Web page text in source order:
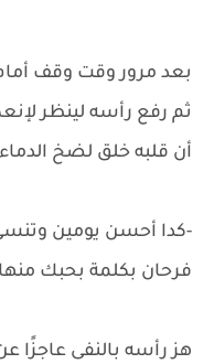
بعد مرور وقت وقف
ثم رفع رأسه لينظر
أن قلبه خلق لضخ
-كدا أحسن يومين
فرحان بكلمة بحبك منها
هز رأسه بالنفى عاجزًا